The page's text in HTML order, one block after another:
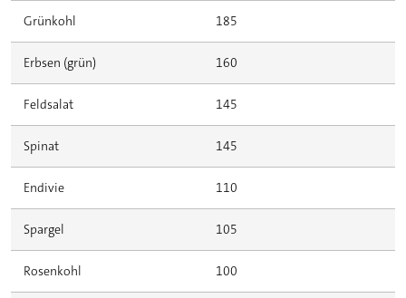
Grünkohl
185
Erbsen (grün) 160
Feldsalat 145
Spinat 145
Endivie 110
Spargel 105
Rosenkohl 100